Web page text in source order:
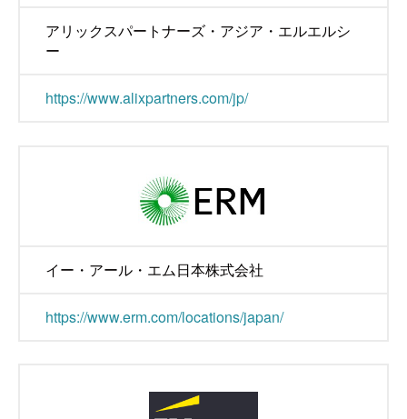
アリックスパートナーズ・アジア・エルエルシ
ー
https://www.alixpartners.com/jp/
イー・アール・エム日本株式会社
https://www.erm.com/locations/japan/